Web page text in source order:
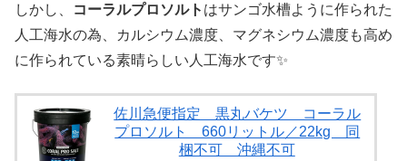
しかし、 コーラルプロソルト はサンゴ水槽ように作られた
人工海水の為、カルシウム濃度、マグネシウム濃度も高め
に作られている素晴らしい人工海水です✨
佐川急便指定 黒丸バケツ コーラル
プロソルト 660リットル／22kg 同
梱不可 沖縄不可